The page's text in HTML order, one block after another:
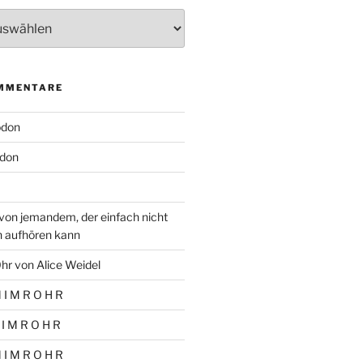
jemandem, der einfach nicht
aufhören kann
von Alice Weidel
I M R O H R
M R O H R
I M R O H R